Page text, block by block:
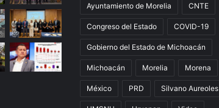
Ayuntamiento de Morelia CNTE
Congreso del Estado COVID-19
Gobierno del Estado de Michoacán
Michoacán Morelia Morena
México PRD Silvano Aureoles